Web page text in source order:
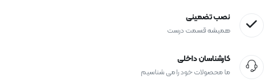
نصب تضمینی
همیشه قسمت درست
کارشناسان داخلی
ما محصولات خود را می شناسیم